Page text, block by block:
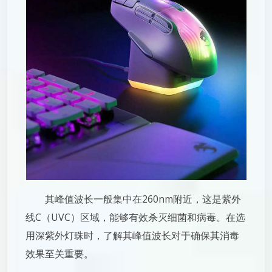
其峰值波长一般集中在260nm附近，这是紫外
线C（UVC）区域，能够有效杀灭细菌和病毒。在选
用深紫外灯珠时，了解其峰值波长对于确保其消毒
效果至关重要。